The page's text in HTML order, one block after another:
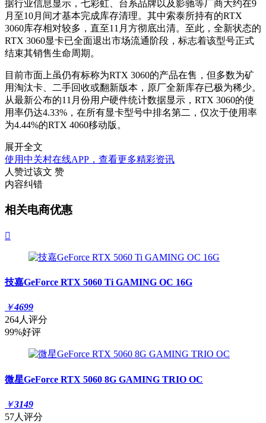
据行业信息显示，七彩虹、台系品牌以及影驰等厂商大约在9
月至10月间才基本完成库存清理。其中索泰所持有的RTX
3060库存相对较多，直至11月方彻底出清。至此，全新状态的
RTX 3060显卡已全面退出市场流通阶段，标志着该型号正式
结束其销售生命周期。
目前市面上虽仍有标称为RTX 3060的产品在售，但多数为矿
用淘汰卡、二手回收或翻新版本，原厂全新库存已极为稀少。
从最新公布的11月份用户硬件统计数据显示，RTX 3060的使
用率仍达4.33%，在所有显卡型号中排名第二，仅次于使用率
为4.44%的RTX 4060移动版。
展开全文
使用中关村在线APP，查看更多精彩资讯
人赞过该文 赞
内容纠错
相关电商优惠

技嘉GeForce RTX 5060 Ti GAMING OC 16G
￥4699
264人评分
99%好评
微星GeForce RTX 5060 8G GAMING TRIO OC
￥3149
57人评分